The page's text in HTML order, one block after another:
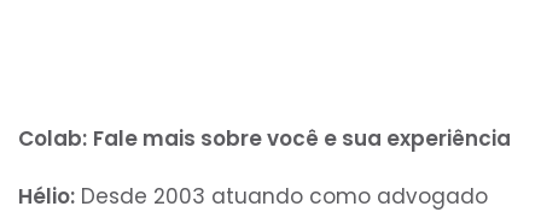
Colab: Fale mais sobre você e sua experiência
Hélio: Desde 2003 atuando como advogado